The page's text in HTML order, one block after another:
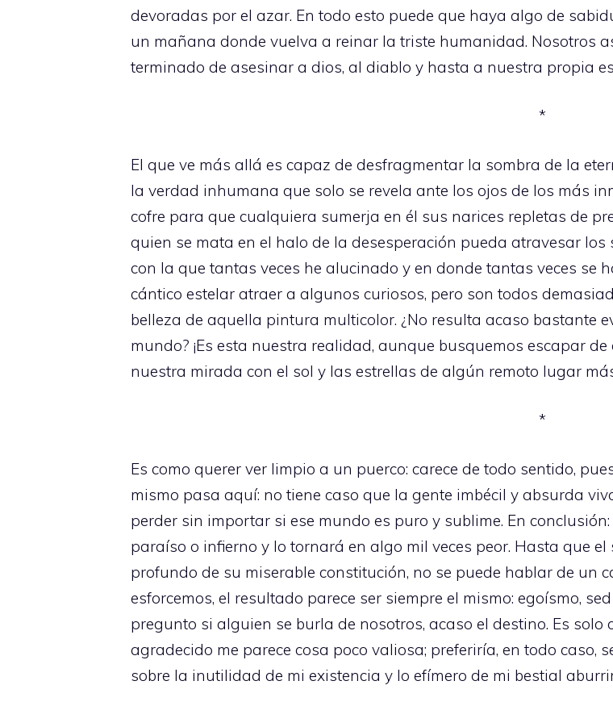
devoradas por el azar. En todo esto puede que haya algo de
un mañana donde vuelva a reinar la triste humanidad. Nosotros
terminado de asesinar a dios, al diablo y hasta a nuestra propia
*
El que ve más allá es capaz de desfragmentar la sombra de la
la verdad inhumana que solo se revela ante los ojos de los más
cofre para que cualquiera sumerja en él sus narices repletas de
quien se mata en el halo de la desesperación pueda atravesar
con la que tantas veces he alucinado y en donde tantas veces se
cántico estelar atraer a algunos curiosos, pero son todos
belleza de aquella pintura multicolor. ¿No resulta acaso bastante
mundo? ¡Es esta nuestra realidad, aunque busquemos escapar
nuestra mirada con el sol y las estrellas de algún remoto lugar
*
Es como querer ver limpio a un puerco: carece de todo sentido,
mismo pasa aquí: no tiene caso que la gente imbécil y absurda
perder sin importar si ese mundo es puro y sublime. En
paraíso o infierno y lo tornará en algo mil veces peor. Hasta que
profundo de su miserable constitución, no se puede hablar de un
esforcemos, el resultado parece ser siempre el mismo: egoísmo,
pregunto si alguien se burla de nosotros, acaso el destino. Es
agradecido me parece cosa poco valiosa; preferiría, en todo caso,
sobre la inutilidad de mi existencia y lo efímero de mi bestial